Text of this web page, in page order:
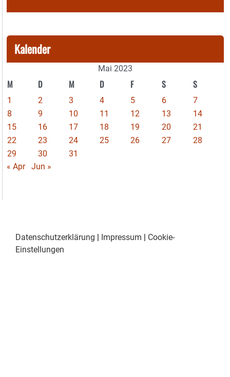
Kalender
Mai 2023
M D M D F S S
1 2 3 4 5 6
7
8
9 10 11 12 13
14
15
16 17 18 19 20
21
22
23 24 25 26 27
28
29
30
31
« Apr
Jun »
Datenschutzerklärung Impressum
Cookie-
Einstellungen